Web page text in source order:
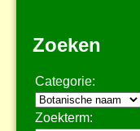
Zoeken
Categorie:
Zoekterm: